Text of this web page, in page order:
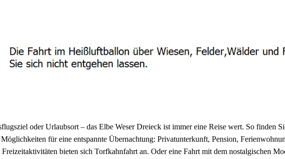
oder Urlaubsort – das Elbe Weser Dreieck ist immer eine Reise wert. So finden
für eine entspannte Übernachtung: Privatunterkunft, Pension,
Freizeitaktivitäten bieten sich Torfkahnfahrt an. Oder eine Fahrt mit dem nostalgischen